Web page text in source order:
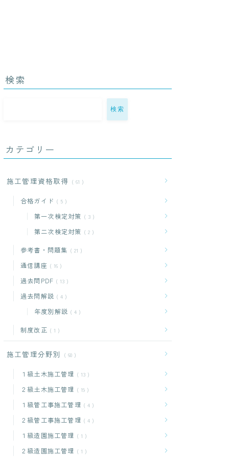
検索
検索
カテゴリー
施工管理資格取得 61
合格ガイド 5
第一次検定対策 3
第二次検定対策 2
参考書・問題集 21
通信講座 16
過去問PDF 13
過去問解説 4
年度別解説 4
制度改正 1
施工管理分野別 60
１級土木施工管理 13
２級土木施工管理 19
１級管工事施工管理 4
２級管工事施工管理 4
１級造園施工管理 1
２級造園施工管理 1